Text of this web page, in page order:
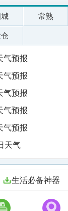
常熟
气预报
气预报
气预报
气预报
气预报
天气
生活必备神器